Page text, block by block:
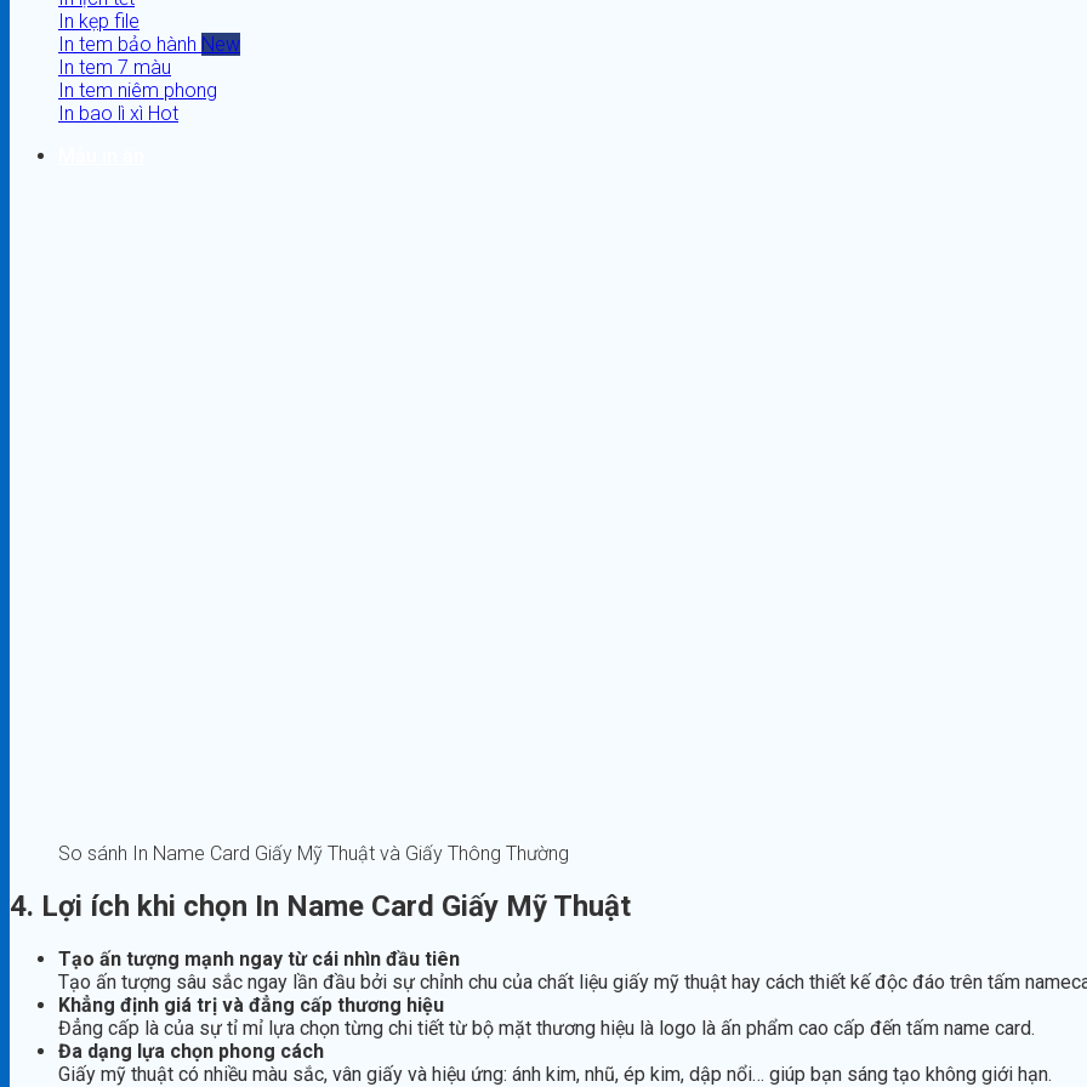
In kẹp file
In tem bảo hành
In tem 7 màu
In tem niêm phong
In bao lì xì
So sánh In Name Card Giấy Mỹ Thuật và Giấy Thông Thường
4. Lợi ích khi chọn In Name Card Giấy Mỹ Thuật
Tạo ấn tượng mạnh ngay từ cái nhìn đầu tiên
Tạo ấn tượng sâu sắc ngay lần đầu bởi sự chỉnh chu của chất liệu giấy mỹ thuật hay cách thiết kế độc đáo trên tấm
Khẳng định giá trị và đẳng cấp thương hiệu
Đẳng cấp là của sự tỉ mỉ lựa chọn từng chi tiết từ bộ mặt thương hiệu là logo là ấn phẩm cao cấp đến tấm name card.
Đa dạng lựa chọn phong cách
Giấy mỹ thuật có nhiều màu sắc, vân giấy và hiệu ứng: ánh kim, nhũ, ép kim, dập nổi… giúp bạn sáng tạo không giới hạn.